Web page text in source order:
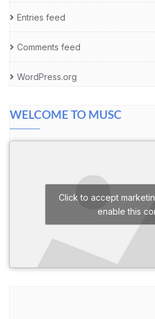
Entries feed
Comments feed
WordPress.org
WELCOME TO MUSC
Click to accept
enable this